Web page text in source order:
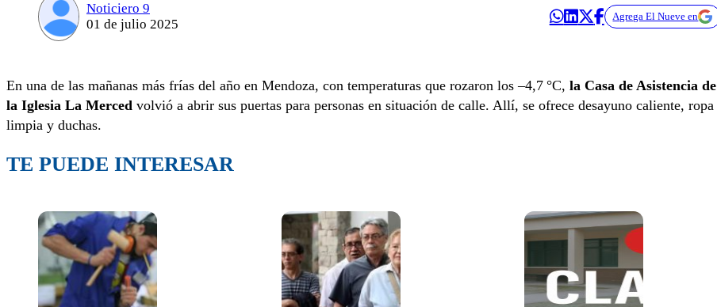
Noticiero 9
01 de julio 2025
Agrega El Nueve en
En una de las mañanas más frías del año en Mendoza, con temperaturas que rozaron los –4,7 °C, la Casa de Asistencia de
la Iglesia La Merced volvió a abrir sus puertas para personas en situación de calle. Allí, se ofrece desayuno caliente, ropa
limpia y duchas.
TE PUEDE INTERESAR